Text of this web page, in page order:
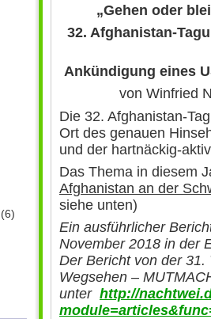
(6)
„Gehen oder
32. Afghanistan-
Ankündigung eines
von Winfried
Die 32. Afghanistan-
Ort des genauen
und der hartnäckig-
Das Thema in diesem
Afghanistan an der
siehe unten)
Ein ausführlicher
November 2018 in der
Der Bericht von der 31.
Wegsehen –
unter http://